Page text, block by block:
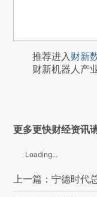
推荐进入财新
财新机器人产业
更多更快财经资讯
Loading...
上一篇：宁德时代